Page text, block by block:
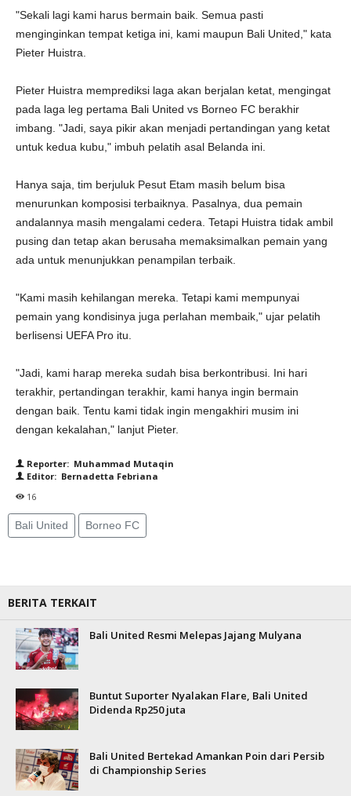
"Sekali lagi kami harus bermain baik. Semua pasti
menginginkan tempat ketiga ini, kami maupun Bali United," kata
Pieter Huistra.
Pieter Huistra memprediksi laga akan berjalan ketat, mengingat
pada laga leg pertama Bali United vs Borneo FC berakhir
imbang. "Jadi, saya pikir akan menjadi pertandingan yang ketat
untuk kedua kubu," imbuh pelatih asal Belanda ini.
Hanya saja, tim berjuluk Pesut Etam masih belum bisa
menurunkan komposisi terbaiknya. Pasalnya, dua pemain
andalannya masih mengalami cedera. Tetapi Huistra tidak ambil
pusing dan tetap akan berusaha memaksimalkan pemain yang
ada untuk menunjukkan penampilan terbaik.
"Kami masih kehilangan mereka. Tetapi kami mempunyai
pemain yang kondisinya juga perlahan membaik," ujar pelatih
berlisensi UEFA Pro itu.
"Jadi, kami harap mereka sudah bisa berkontribusi. Ini hari
terakhir, pertandingan terakhir, kami hanya ingin bermain
dengan baik. Tentu kami tidak ingin mengakhiri musim ini
dengan kekalahan," lanjut Pieter.
Reporter: Muhammad Mutaqin
Editor: Bernadetta Febriana
16
Bali United Borneo FC
BERITA TERKAIT
Bali United Resmi Melepas Jajang Mulyana
Buntut Suporter Nyalakan Flare, Bali United
Didenda Rp250 juta
Bali United Bertekad Amankan Poin dari Persib
di Championship Series